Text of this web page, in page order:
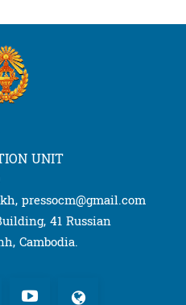
UNIT
pressocm@gmail.com
41 Russian
Cambodia.